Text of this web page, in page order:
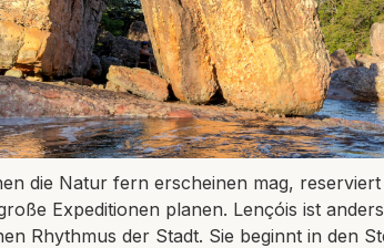
die Natur fern erscheinen mag,
Expeditionen planen. Lençóis ist
Rhythmus der Stadt. Sie beginnt in den